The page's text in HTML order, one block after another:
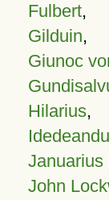
Fulbert,
Gilduin,
Giunoc
Hilarius,
Januarius
John